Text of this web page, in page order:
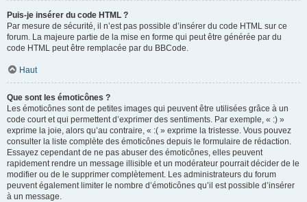
Puis-je insérer du code HTML ?
Par mesure de sécurité, il n’est pas possible d’insérer du code HTML sur ce
forum. La majeure partie de la mise en forme qui peut être générée par du
code HTML peut être remplacée par du BBCode.
Haut
Que sont les émoticônes ?
Les émoticônes sont de petites images qui peuvent être utilisées grâce à un
code court et qui permettent d’exprimer des sentiments. Par exemple, « :) »
exprime la joie, alors qu’au contraire, « :( » exprime la tristesse. Vous pouvez
consulter la liste complète des émoticônes depuis le formulaire de rédaction.
Essayez cependant de ne pas abuser des émoticônes, elles peuvent
rapidement rendre un message illisible et un modérateur pourrait décider de le
modifier ou de le supprimer complètement. Les administrateurs du forum
peuvent également limiter le nombre d’émoticônes qu’il est possible d’insérer
à un message.